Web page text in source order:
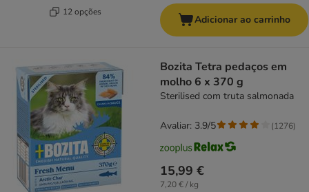
12 opções
Adicionar ao carrinho
Bozita Tetra pedaços em
molho 6 x 370 g
Sterilised com truta salmonada
15,99 €
7,20 € / kg
Avaliar: 3.9/5 (1276)